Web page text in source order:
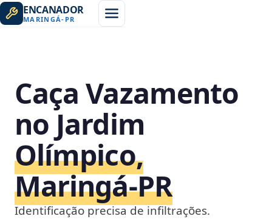
ENCANADOR
MARINGÁ- PR
Caça Vazamento
no Jardim
Olímpico,
Maringá‑PR
Identificação precisa de infiltrações.